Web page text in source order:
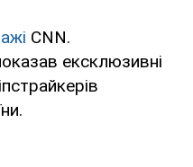
CNN.
ексклюзивні